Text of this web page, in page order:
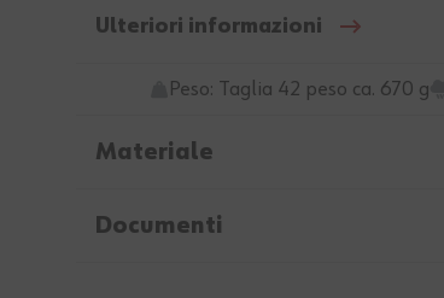
Ulteriori informazioni
Peso: Taglia 42 peso ca. 670 g
Materiale
Documenti